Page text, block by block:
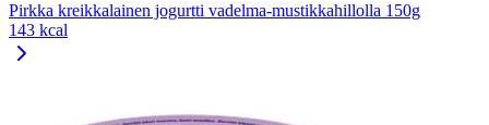
Pirkka kreikkalainen jogurtti vadelma-mustikkahillolla 150g
143 kcal